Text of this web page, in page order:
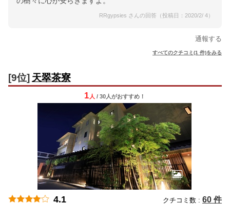
RRgypsies さんの回答（投稿日：2020/2/ 4）
通報する
すべてのクチコミ(1 件)をみる
[9位] 天翠茶寮
1 人 / 30人がおすすめ！
4.1 クチコミ数 : 60 件